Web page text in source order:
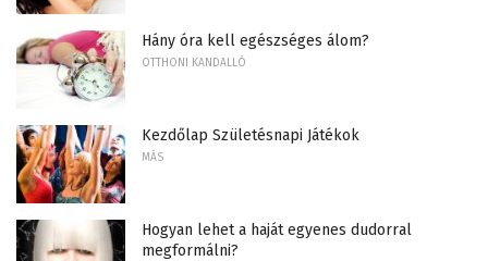
Hány óra kell egészséges álom?
OTTHONI KANDALLÓ
Kezdőlap Születésnapi Játékok
MÁS
Hogyan lehet a haját egyenes dudorral
megformálni?